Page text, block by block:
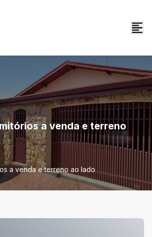
a venda e terreno
a venda e terreno ao lado